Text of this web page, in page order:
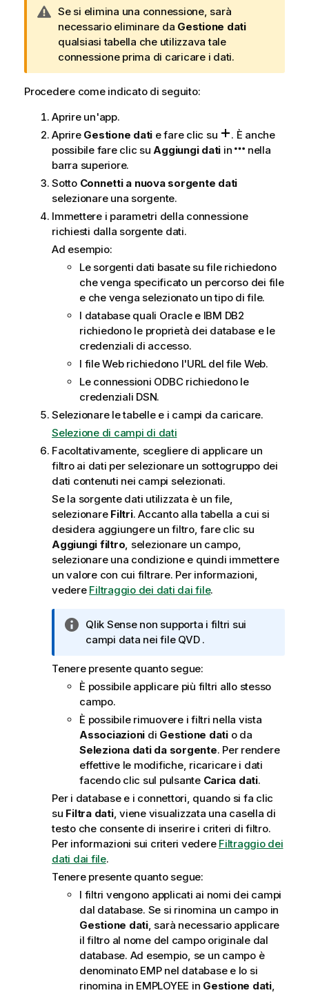
N
o
t
a
d
i
v
v
i
s
o
Se si elimina una connessione, sarà
necessario eliminare da Gestione dati
qualsiasi tabella che utilizzava tale
connessione prima di caricare i dati.
Procedere come indicato di seguito:
Aprire un'app.
Aprire Gestione dati e fare clic su . È anche
possibile fare clic suAggiungi dati in
nella
barra superiore.
Sotto Connetti a nuova sorgente dati
selezionare una sorgente.
Immettere i parametri della connessione
richiesti dalla sorgente dati.
Ad esempio:
Le sorgenti dati basate su file richiedono
che venga specificato un percorso dei file
e che venga selezionato un tipo di file.
I database quali Oraclee IBM DB2
richiedono le proprietà dei database e le
credenziali di accesso.
I file Web richiedono l'URLdel file Web.
Le connessioni ODBC richiedono le
credenziali DSN.
Selezionare le tabelle e i campi da caricare.
Selezione di campi di dati
Facoltativamente, scegliere di applicare un
filtro ai dati per selezionare un sottogruppo dei
dati contenuti nei campi selezionati.
Se la sorgente dati utilizzata è un file,
selezionare Filtri. Accanto alla tabella a cui si
desidera aggiungere un filtro, fare clic su
Aggiungi filtro, selezionare un campo,
selezionare una condizione e quindi immettere
un valore con cui filtrare. Per informazioni,
vedere Filtraggio dei dati dai file.
N
o
a
n
f
o
r
m
a
i
c
a
Qlik Sensenon supporta i filtri sui
campi data nei file QVD .
Tenere presente quanto segue:
È possibile applicare più filtri allo stesso
campo.
È possibile rimuovere i filtri nella vista
Associazioni di Gestione datio da
Seleziona dati da sorgente. Per rendere
effettive le modifiche, ricaricare i dati
facendo clic sul pulsante Carica dati.
Per i database e i connettori, quando si fa clic
su Filtra dati, viene visualizzata una casella di
testo che consente di inserire i criteri di filtro.
Per informazioni sui criteri vedere Filtraggio dei
dati dai file.
Tenere presente quanto segue:
I filtri vengono applicati ai nomi dei campi
dal database. Se si rinomina un campo in
Gestione dati, sarà necessario applicare
il filtro al nome del campo originale dal
database. Ad esempio, se un campo è
denominato EMPnel database e lo si
rinomina in EMPLOYEE in Gestione dati,